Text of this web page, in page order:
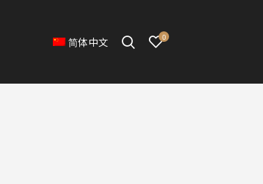
简体中文 0